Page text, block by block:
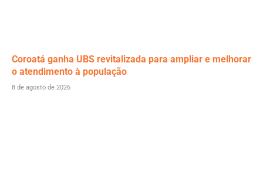
Coroatá ganha UBS revitalizada para ampliar e melhorar
o atendimento à população
8 de agosto de 2026